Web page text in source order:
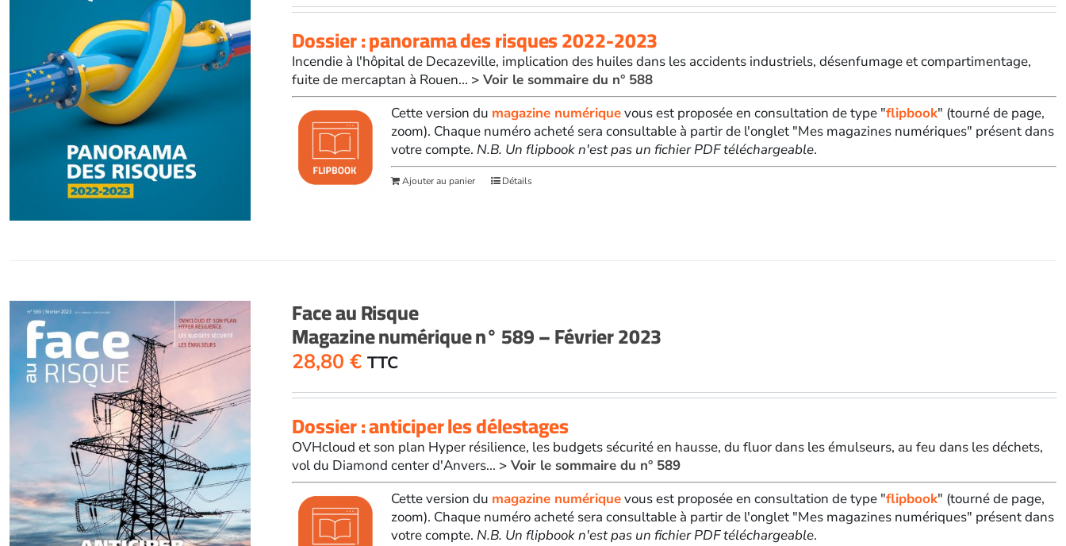
Dossier : panorama des risques 2022-2023
Incendie à l'hôpital de Decazeville, implication des huiles dans les accidents industriels, désenfumage et compartimentage,
fuite de mercaptan à Rouen... > Voir le sommaire du n° 588
Cette version du magazine numériquevous est proposée en consultation de type "flipbook" (tourné de page,
zoom). Chaque numéro acheté sera consultable à partir de l'onglet "Mes magazines numériques" présent dans
votre compte. N.B. Un flipbook n'est pas un fichier PDF téléchargeable.
Ajouter au panier Détails
Face au Risque
Magazine numérique n° 589 – Février 2023
28,80€ TTC
Dossier : anticiper les délestages
OVHcloud et son plan Hyper résilience, les budgets sécurité en hausse, du fluor dans les émulseurs, au feu dans les déchets,
vol du Diamond center d'Anvers... > Voir le sommaire du n° 589
Cette version du magazine numériquevous est proposée en consultation de type "flipbook" (tourné de page,
zoom). Chaque numéro acheté sera consultable à partir de l'onglet "Mes magazines numériques" présent dans
votre compte. N.B. Un flipbook n'est pas un fichier PDF téléchargeable.